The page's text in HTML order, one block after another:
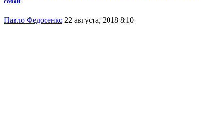
Павло Федосенко 22 августа, 2018 8:10